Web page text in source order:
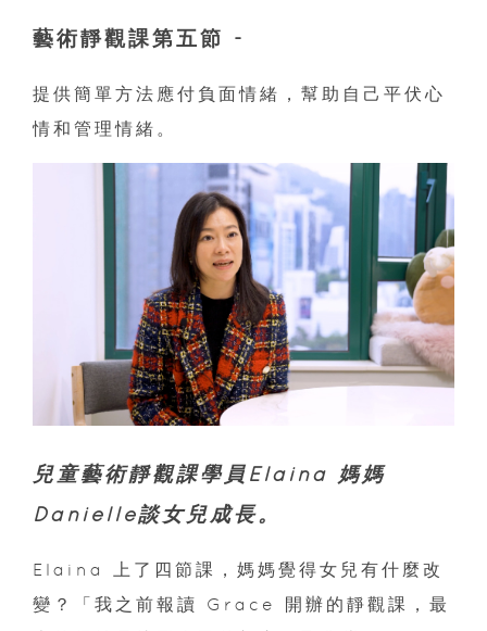
藝術靜觀課第五節 -
提供簡單方法應付負面情緒，幫助自己平伏心
情和管理情緒。
兒童藝術靜觀課學員Elaina 媽媽
Danielle談女兒成長。
Elaina 上了四節課，媽媽覺得女兒有什麼改
變？「我之前報讀 Grace 開辦的靜觀課，最